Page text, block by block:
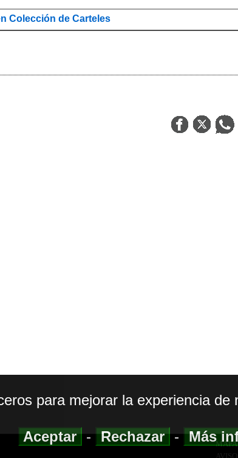
Colección de Carteles
para mejorar la experiencia
Aceptar-Rechazar-Más